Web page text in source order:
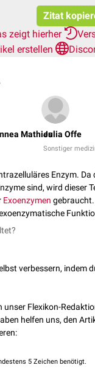
Zitat
zeigt hierher
erstellen
MathiesJulia Offe
Sonstiger
Enzym. Da
sind, wird dieser
Exoenzymen gebraucht.
verbessern, indem
Flexikon-
helfen uns, den
5 Zeichen benötigt.